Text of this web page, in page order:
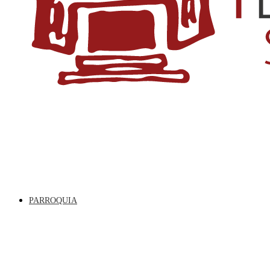
PARROQUIA